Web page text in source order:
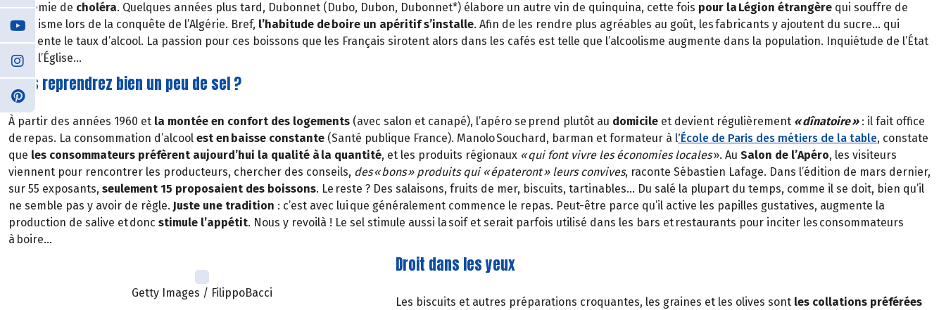
épidémie de choléra. Quelques années plus tard, Dubonnet (Dubo, Dubon, Dubonnet*) élabore un autre vin de quinquina, cette fois pour la Légion étrangère qui souffre de
paludisme lors de la conquête de l’Algérie. Bref, l’habitude de boire un apéritif s’installe. Afin de les rendre plus agréables au goût, les fabricants y ajoutent du sucre… qui
augmente le taux d’alcool. La passion pour ces boissons que les Français sirotent alors dans les cafés est telle que l’alcoolisme augmente dans la population. Inquiétude de l’État
et de l’Église…
Vous reprendrez bien un peu de sel ?
À partir des années 1960 et la montée en confort des logements (avec salon et canapé), l’apéro se prend plutôt au domicile et devient régulièrement « dînatoire »: il fait office
de repas. La consommation d’alcool est en baisse constante (Santé publique France). Manolo Souchard, barman et formateur à l’École de Paris des métiers de la table, constate
que les consommateurs préfèrent aujourd’hui la qualité à la quantité, et les produits régionaux « qui font vivre les économies locales». Au Salon de l’Apéro, les visiteurs
viennent pour rencontrer les producteurs, chercher des conseils, des « bons » produits qui « épateront » leurs convives, raconte Sébastien Lafage. Dans l’édition de mars dernier,
sur 55 exposants, seulement 15 proposaient des boissons. Le reste ? Des salaisons, fruits de mer, biscuits, tartinables… Du salé la plupart du temps, comme il se doit, bien qu’il
ne semble pas y avoir de règle. Juste une tradition : c’est avec lui que généralement commence le repas. Peut-être parce qu’il active les papilles gustatives, augmente la
production de salive et donc stimule l’appétit. Nous y revoilà ! Le sel stimule aussi la soif et serait parfois utilisé dans les bars et restaurants pour inciter les consommateurs
à boire…
Getty Images / FilippoBacci
Droit dans les yeux
Les biscuits et autres préparations croquantes, les graines et les olives sont les collations préférées